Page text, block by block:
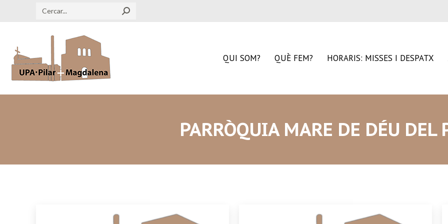
Search:
QUI SOM? QUÈ FEM? HORARIS: MISSES I DESPATX
PARRÒQUIA MARE DE DÉU DEL